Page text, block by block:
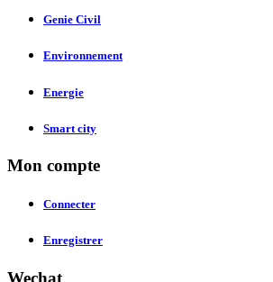
Genie Civil
Environnement
Energie
Smart city
Mon compte
Connecter
Enregistrer
Wechat